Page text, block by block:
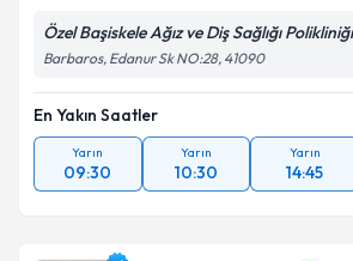
Özel Başiskele Ağız ve Diş Sağlığı Polikliniği
Barbaros, Edanur Sk NO:28, 41090
En Yakın Saatler
Yarın
09:30
Yarın
10:30
Yarın
14:45